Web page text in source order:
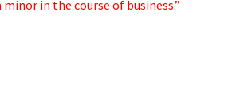
in the course of business.”